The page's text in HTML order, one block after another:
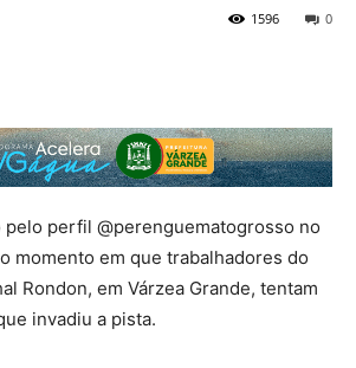
0
1596
pelo perfil @perenguematogrosso no
momento em que trabalhadores do
Rondon, em Várzea Grande, tentam
invadiu a pista.